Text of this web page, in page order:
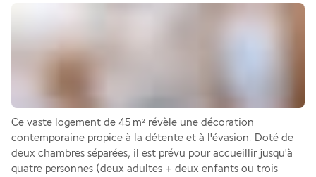
Ce vaste logement de 45 m² révèle une décoration
contemporaine propice à la détente et à l'évasion. Doté de
deux chambres séparées, il est prévu pour accueillir jusqu'à
quatre personnes (deux adultes + deux enfants ou trois